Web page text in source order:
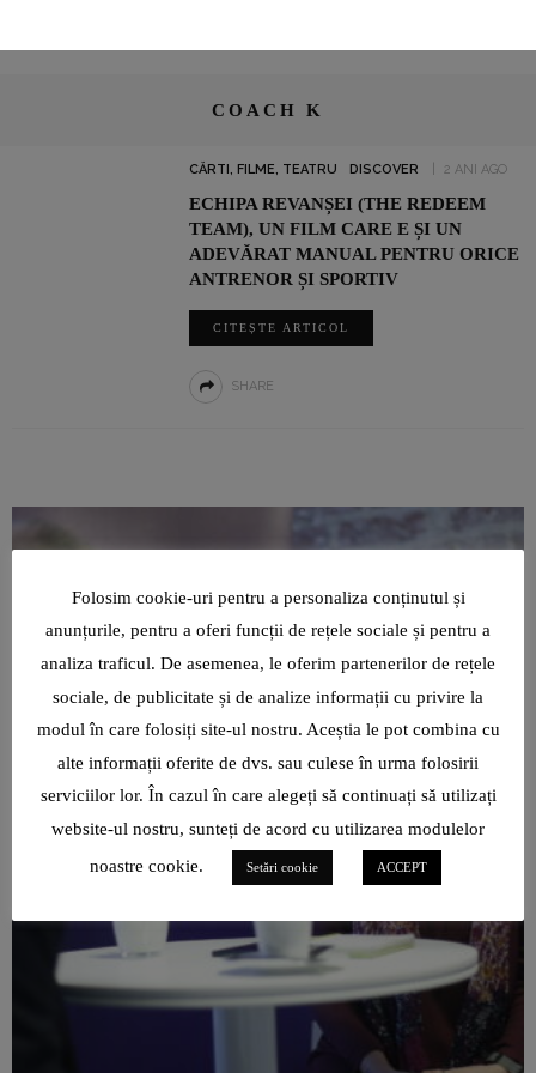
COACH K
CĂRTI, FILME, TEATRU DISCOVER 2 ANI AGO
ECHIPA REVANȘEI (THE REDEEM
TEAM), UN FILM CARE E ȘI UN
ADEVĂRAT MANUAL PENTRU ORICE
ANTRENOR ȘI SPORTIV
CITEȘTE ARTICOL
SHARE
Folosim cookie-uri pentru a personaliza conținutul și
anunțurile, pentru a oferi funcții de rețele sociale și pentru a
analiza traficul. De asemenea, le oferim partenerilor de rețele
sociale, de publicitate și de analize informații cu privire la
modul în care folosiți site-ul nostru. Aceștia le pot combina cu
alte informații oferite de dvs. sau culese în urma folosirii
serviciilor lor. În cazul în care alegeți să continuați să utilizați
website-ul nostru, sunteți de acord cu utilizarea modulelor
noastre cookie.
Setări cookie ACCEPT